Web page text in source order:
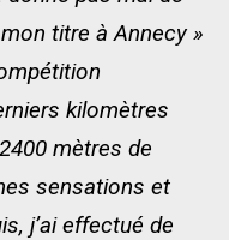
titre à Annecy »
kilomètres
mètres de
sensations et
j’ai effectué de